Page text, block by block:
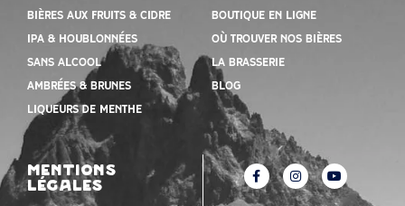
Bières aux fruits & cidre
IPA & houblonnées
Sans alcool
Ambrées & Brunes
Liqueurs de menthe
Boutique en ligne
Où trouver nos bières
la brasserie
Blog
mentions
légales